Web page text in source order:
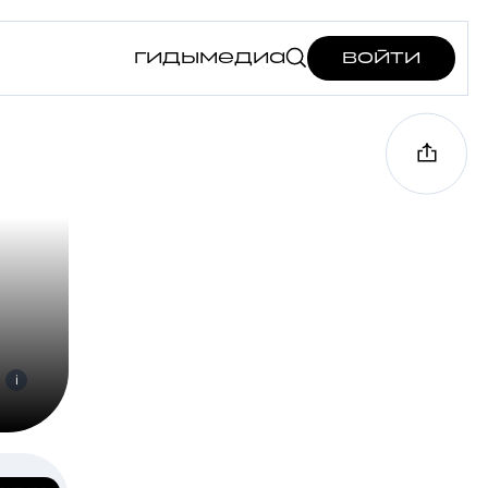
гидымедиа войти
i